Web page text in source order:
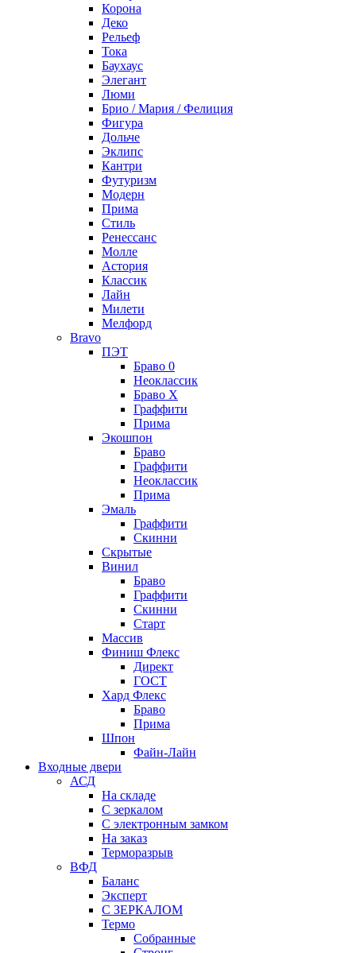
Корона
Деко
Рельеф
Тока
Баухаус
Элегант
Люми
Брио / Мария / Фелиция
Фигура
Дольче
Эклипс
Кантри
Футуризм
Модерн
Прима
Стиль
Ренессанс
Молле
Астория
Классик
Лайн
Милети
Мелфорд
Bravo
ПЭТ
Браво 0
Неоклассик
Браво Х
Граффити
Прима
Экошпон
Браво
Граффити
Неоклассик
Прима
Эмаль
Граффити
Скинни
Скрытые
Винил
Браво
Граффити
Скинни
Старт
Массив
Финиш Флекс
Директ
ГОСТ
Хард Флекс
Браво
Прима
Шпон
Файн-Лайн
Входные двери
АСД
На складе
С зеркалом
С электронным замком
На заказ
Терморазрыв
ВФД
Баланс
Эксперт
С ЗЕРКАЛОМ
Термо
Собранные